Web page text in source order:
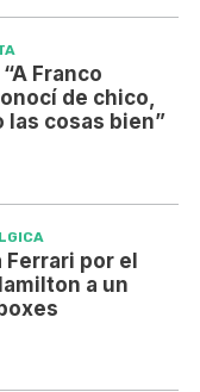
Franco
de chico,
las cosas bien”
Ferrari por el
a un